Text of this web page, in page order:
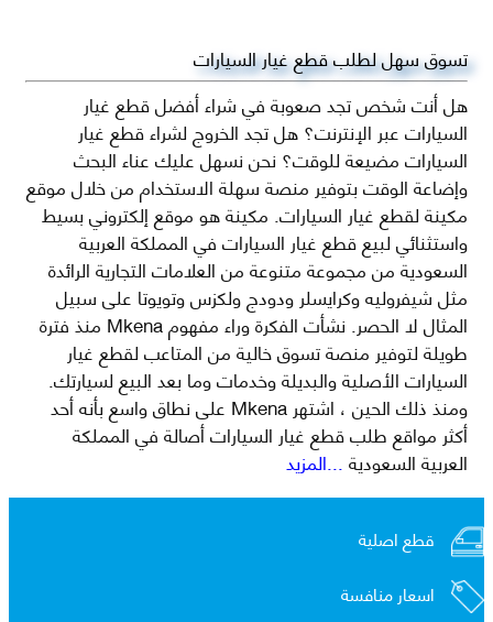
تسوق سهل لطلب قطع غيار السيارات
هل أنت شخص تجد صعوبة في شراء أفضل قطع غيار
السيارات عبر الإنترنت؟ هل تجد الخروج لشراء قطع غيار
السيارات مضيعة للوقت؟ نحن نسهل عليك عناء البحث
وإضاعة الوقت بتوفير منصة سهلة الاستخدام من خلال موقع
مكينة لقطع غيار السيارات. مكينة هو موقع إلكتروني بسيط
واستثنائي لبيع قطع غيار السيارات في المملكة العربية
السعودية من مجموعة متنوعة من العلامات التجارية الرائدة
مثل شيفروليه وكرايسلر ودودج ولكزس وتويوتا على سبيل
المثال لا الحصر. نشأت الفكرة وراء مفهوم Mkena منذ فترة
طويلة لتوفير منصة تسوق خالية من المتاعب لقطع غيار
السيارات الأصلية والبديلة وخدمات وما بعد البيع لسيارتك.
ومنذ ذلك الحين ، اشتهر Mkena على نطاق واسع بأنه أحد
أكثر مواقع طلب قطع غيار السيارات أصالة في المملكة
العربية السعودية...المزيد
قطع اصلية
اسعار منافسة